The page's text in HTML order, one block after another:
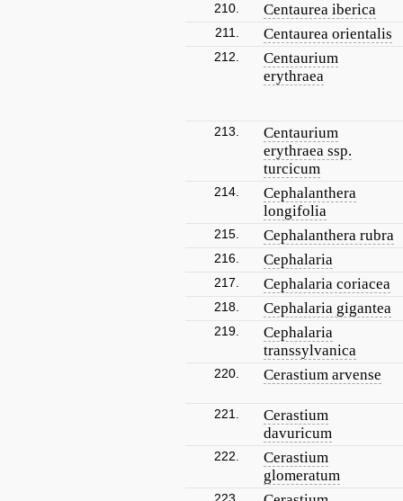
210. Centaurea iberica
211. Centaurea orientalis
212.
Centaurium
erythraea
213.
Centaurium
erythraea ssp.
turcicum
214.
Cephalanthera
longifolia
215. Cephalanthera rubra
216. Cephalaria
217. Cephalaria coriacea
218. Cephalaria gigantea
219.
Cephalaria
transsylvanica
220. Cerastium arvense
221.
Cerastium
davuricum
222.
Cerastium
glomeratum